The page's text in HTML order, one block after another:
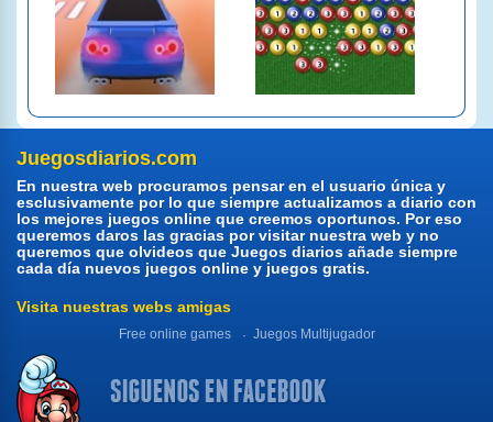
Juegosdiarios.com
En nuestra web procuramos pensar en el usuario única y
esclusivamente por lo que siempre actualizamos a diario con
los mejores juegos online que creemos oportunos. Por eso
queremos daros las gracias por visitar nuestra web y no
queremos que olvideos que Juegos diarios añade siempre
cada día nuevos juegos online y juegos gratis.
Visita nuestras webs amigas
Free online games Juegos Multijugador